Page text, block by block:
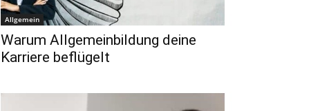
Allgemein
Warum Allgemeinbildung deine
Karriere beflügelt